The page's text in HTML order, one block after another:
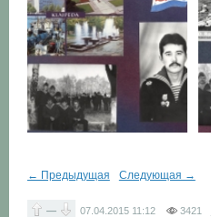
← Предыдущая Следующая →
— 07.04.2015 11:12 3421